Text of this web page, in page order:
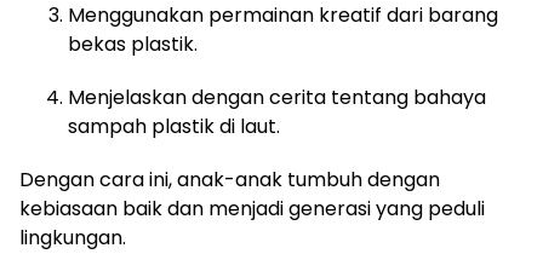
Menggunakan permainan kreatif dari barang
bekas plastik.
Menjelaskan dengan cerita tentang bahaya
sampah plastik di laut.
Dengan cara ini, anak-anak tumbuh dengan
kebiasaan baik dan menjadi generasi yang peduli
lingkungan.